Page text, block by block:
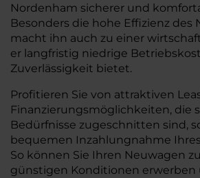
Nordenham sicherer und
Besonders die hohe Effizienz des
macht ihn auch zu einer
er langfristig niedrige
Zuverlässigkeit bietet.
Profitieren Sie von attraktiven
Finanzierungsmöglichkeiten, die
Bedürfnisse zugeschnitten sind,
bequemen Inzahlungnahme
So können Sie Ihren Neuwagen
günstigen Konditionen erwerben